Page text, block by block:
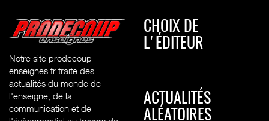
Notre site prodecoup-
enseignes.fr traite des
actualités du monde de
l'enseigne, de la
communication et de
CHOIX DE
L'ÉDITEUR
ACTUALITÉS
ALÉATOIRES